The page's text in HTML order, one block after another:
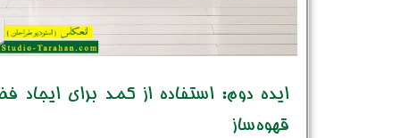
ایده دوم: استفاده از کمد برای ایجاد
قهوه‌ساز